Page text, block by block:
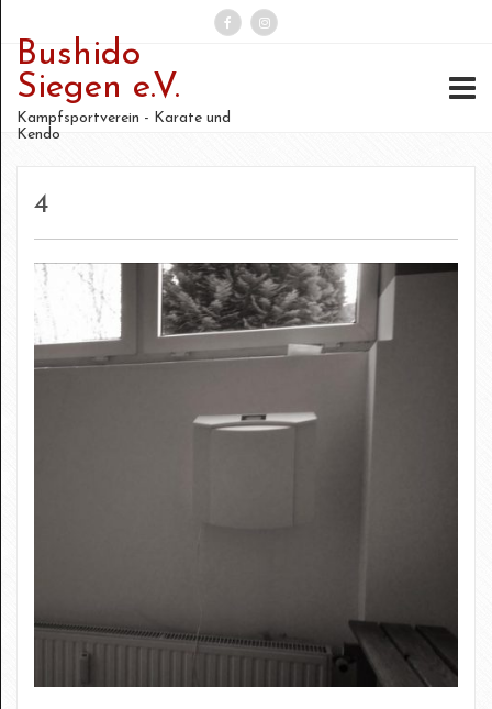
Suchen
nach:
Bushido
Siegen e.V.
Kampfsportverein - Karate und
Kendo
4